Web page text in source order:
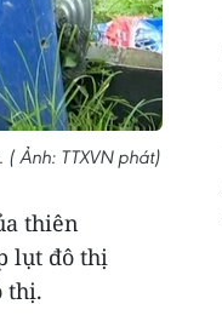
Ảnh: TTXVN phát)
thiên
lụt đô thị
thị.